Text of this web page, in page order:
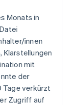
Monats in
innen
Klarstellungen
mit
der
Tage verkürzt
Zugriff auf